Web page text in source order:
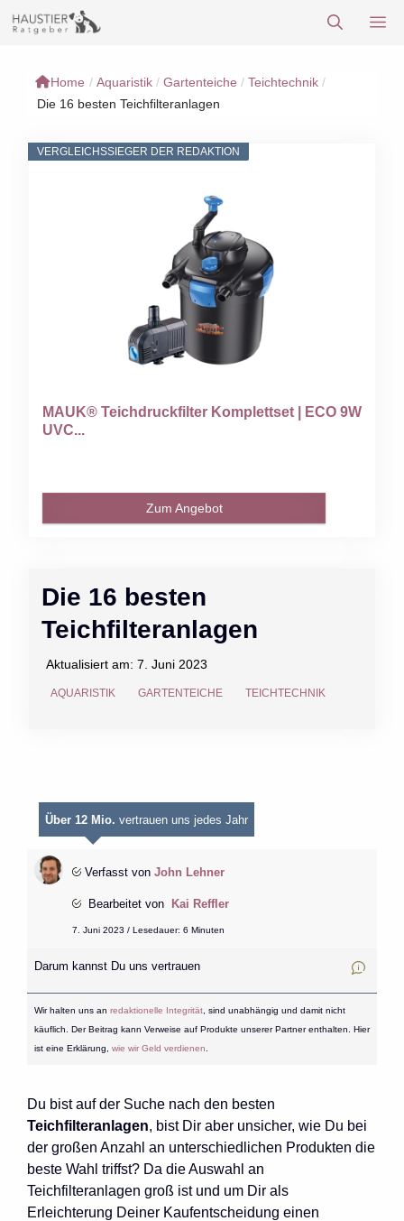
Inhalt
Home / Aquaristik / Gartenteiche / Teichtechnik /
Die 16 besten Teichfilteranlagen
Die 16 besten
Teichfilteranlagen
Aktualisiert am: 7. Juni 2023
AQUARISTIK GARTENTEICHE TEICHTECHNIK
VERGLEICHSSIEGER DER REDAKTION
MAUK® Teichdruckfilter Komplettset | ECO 9W
UVC...
Zum Angebot
Über 12 Mio. vertrauen uns jedes Jahr
Verfasst von John Lehner
Bearbeitet von Kai Reffler
7. Juni 2023 / Lesedauer: 6 Minuten
Darum kannst Du uns vertrauen
Wir halten uns an redaktionelle Integrität, sind unabhängig und damit nicht
käuflich. Der Beitrag kann Verweise auf Produkte unserer Partner enthalten. Hier
ist eine Erklärung, wie wir Geld verdienen
Du bist auf der Suche nach den besten
Teichfilteranlagen, bist Dir aber unsicher, wie Du bei
der großen Anzahl an unterschiedlichen Produkten die
beste Wahl triffst? Da die Auswahl an
Teichfilteranlagen groß ist und um Dir als
Erleichterung Deiner Kaufentscheidung einen